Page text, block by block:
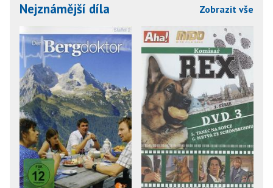
Nejznámější díla Zobrazit vše